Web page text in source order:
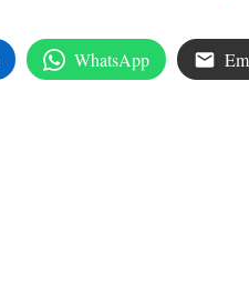
WhatsApp